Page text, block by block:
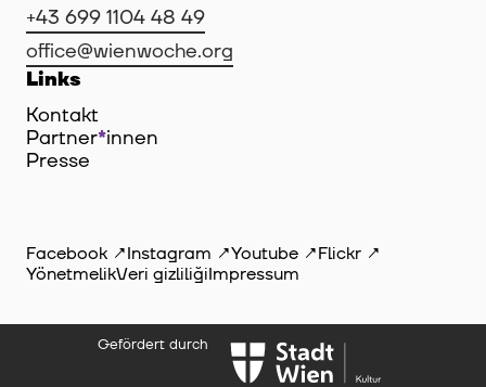
+43 699 1104 48 49
office@wienwoche.org
Links
Kontakt
Partner*innen
Presse
Facebook Instagram Youtube
Flickr
YönetmelikVeri gizliliğiImpressum
Gefördert durch